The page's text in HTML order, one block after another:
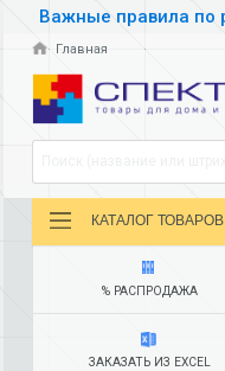
Важные правила по
Главная
КАТАЛОГ ТОВАРОВ
% РАСПРОДАЖА
ЗАКАЗАТЬ ИЗ EXCEL